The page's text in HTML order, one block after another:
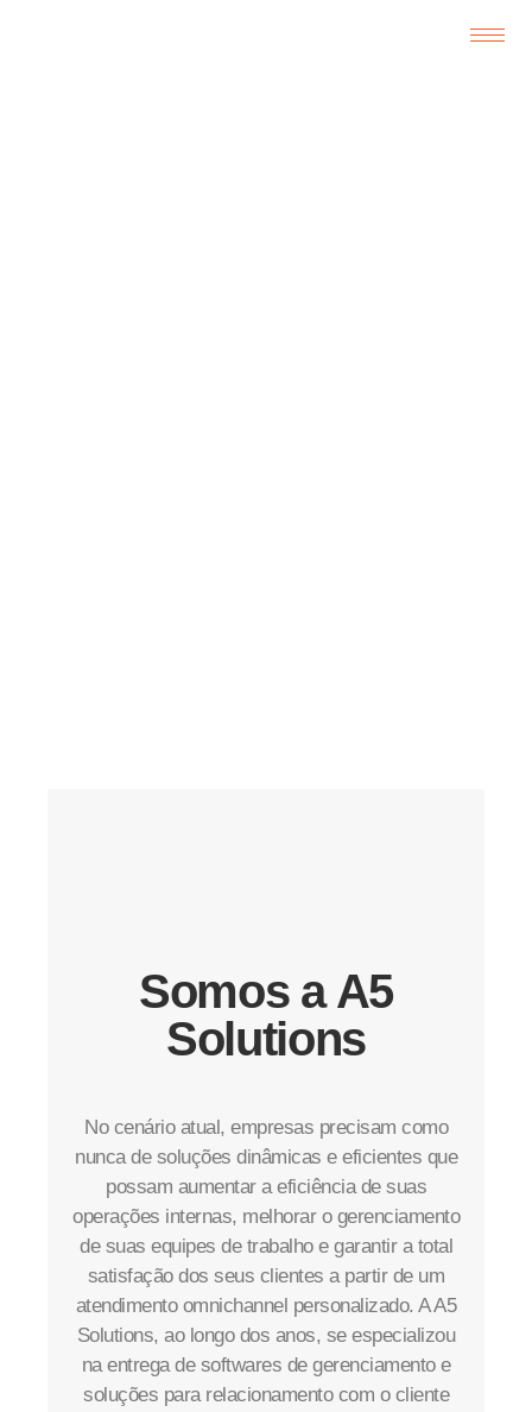
Somos a A5
Solutions
No cenário atual, empresas precisam como
nunca de soluções dinâmicas e eficientes que
possam aumentar a eficiência de suas
operações internas, melhorar o gerenciamento
de suas equipes de trabalho e garantir a total
satisfação dos seus clientes a partir de um
atendimento omnichannel personalizado. A A5
Solutions, ao longo dos anos, se especializou
na entrega de softwares de gerenciamento e
soluções para relacionamento com o cliente